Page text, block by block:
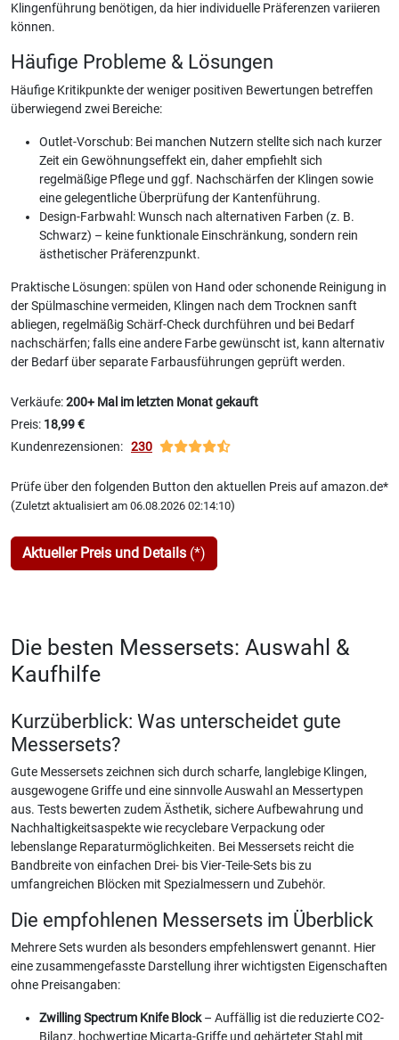
Klingenführung benötigen, da hier individuelle Präferenzen variieren
können.
Häufige Probleme & Lösungen
Häufige Kritikpunkte der weniger positiven Bewertungen betreffen
überwiegend zwei Bereiche:
Outlet-Vorschub: Bei manchen Nutzern stellte sich nach kurzer
Zeit ein Gewöhnungseffekt ein, daher empfiehlt sich
regelmäßige Pflege und ggf. Nachschärfen der Klingen sowie
eine gelegentliche Überprüfung der Kantenführung.
Design-Farbwahl: Wunsch nach alternativen Farben (z. B.
Schwarz) – keine funktionale Einschränkung, sondern rein
ästhetischer Präferenzpunkt.
Praktische Lösungen: spülen von Hand oder schonende Reinigung in
der Spülmaschine vermeiden, Klingen nach dem Trocknen sanft
abliegen, regelmäßig Schärf-Check durchführen und bei Bedarf
nachschärfen; falls eine andere Farbe gewünscht ist, kann alternativ
der Bedarf über separate Farbausführungen geprüft werden.
Verkäufe:200+ Mal im letzten Monat gekauft
Preis: 18,99 €
Kundenrezensionen: 230
Prüfe über den folgenden Button den aktuellen Preis auf amazon.de*
(Zuletzt aktualisiert am 06.08.2026 02:14:10)
Aktueller Preis und Details (*)
Die besten Messersets: Auswahl &
Kaufhilfe
Kurzüberblick: Was unterscheidet gute
Messersets?
Gute Messersets zeichnen sich durch scharfe, langlebige Klingen,
ausgewogene Griffe und eine sinnvolle Auswahl an Messertypen
aus. Tests bewerten zudem Ästhetik, sichere Aufbewahrung und
Nachhaltigkeitsaspekte wie recyclebare Verpackung oder
lebenslange Reparaturmöglichkeiten. Bei Messersets reicht die
Bandbreite von einfachen Drei- bis Vier-Teile-Sets bis zu
umfangreichen Blöcken mit Spezialmessern und Zubehör.
Die empfohlenen Messersets im Überblick
Mehrere Sets wurden als besonders empfehlenswert genannt. Hier
eine zusammengefasste Darstellung ihrer wichtigsten Eigenschaften
ohne Preisangaben:
Zwilling Spectrum Knife Block– Auffällig ist die reduzierte CO2-
Bilanz, hochwertige Micarta-Griffe und gehärteter Stahl mit